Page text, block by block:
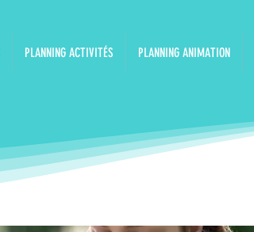
PLANNING ACTIVITÉS PLANNING ANIMATION